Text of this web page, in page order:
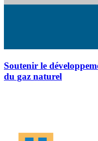
Soutenir le
du gaz naturel